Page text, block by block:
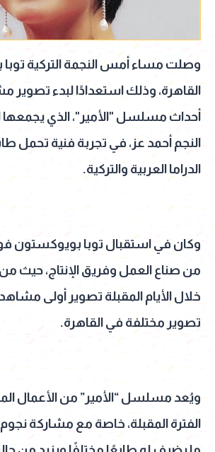
وصلت مساء أمس النجمة التركية
القاهرة، وذلك استعدادًا لبدء
أحداث مسلسل "الأمير"، الذي
النجم أحمد عز، في تجربة فنية تحمل
الدراما العربية والتركية.
وكان في استقبال توبا بويوكستون
من صناع العمل وفريق الإنتاج، حيث من
خلال الأيام المقبلة تصوير أولى
تصوير مختلفة في القاهرة.
ويُعد مسلسل “الأمير” من الأعمال
الفترة المقبلة، خاصة مع مشاركة